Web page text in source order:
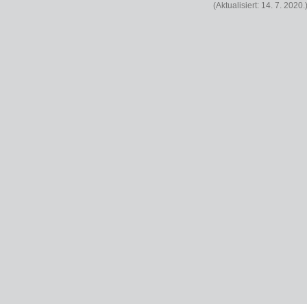
(Aktualisiert: 14. 7. 2020.)